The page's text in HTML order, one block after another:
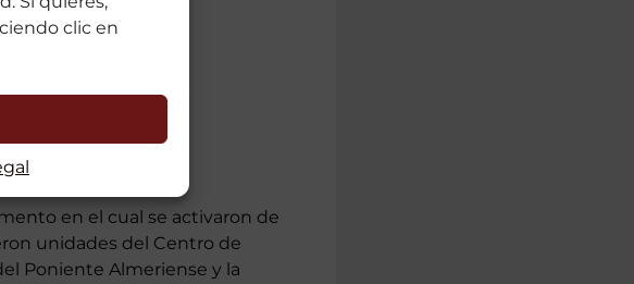
clic en
en el cual se activaron de
unidades del Centro de
Poniente Almeriense y la